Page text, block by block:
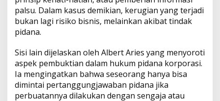
palsu. Dalam kasus demikian, kerugian yang terjadi
bukan lagi risiko bisnis, melainkan akibat tindak
pidana.
Sisi lain dijelaskan oleh Albert Aries yang menyoroti
aspek pembuktian dalam hukum pidana korporasi.
Ia mengingatkan bahwa seseorang hanya bisa
dimintai pertanggungjawaban pidana jika
perbuatannya dilakukan dengan sengaja atau